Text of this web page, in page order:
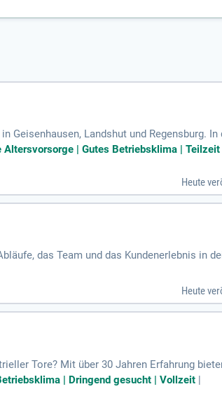
Landshut und Regensburg. In
Sektor. Ihre Aufgaben reichen von
und Terminkontrolle sicher und
| Gutes Betriebsklima | Teilzeit
Heute
das Team und das Kundenerlebnis in
Teamumfeld. Führe deine Buchhandlung
9, Landshut!
Heute
Tore? Mit über 30 Jahren Erfahrung
die eigenverantwortliche Wartung,
Inbetriebnahme von Toranlagen
| Dringend gesucht | Vollzeit |